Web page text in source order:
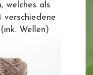
welches als
verschiedene
Wellen)